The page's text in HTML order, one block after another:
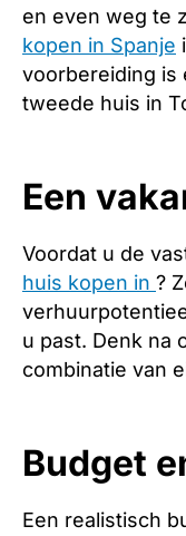
en even weg te
kopen in Spanje
voorbereiding is
tweede huis in
Een
Voordat u de
huis kopen in ?
u past. Denk na
combinatie van
Budget
Een realistisch